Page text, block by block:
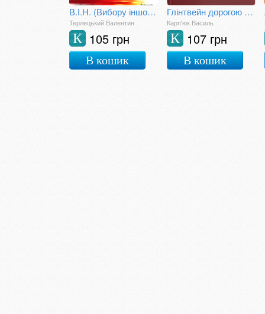
В.І.Н. (Вибору іншого немає)
Терлецький Валентин
105 грн
К
В кошик
Глінтвейн дорогою на Говерлу
Карп'юк Василь
107 грн
К
В кошик